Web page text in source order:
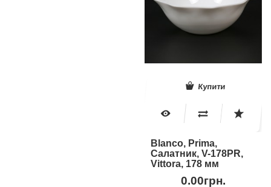
Купити
Blanco, Prima,
Салатник, V-178PR,
Vittora, 178 мм
0.00грн.